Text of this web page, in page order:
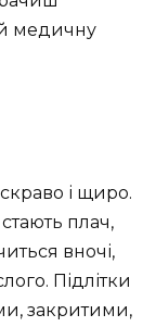
медичну
і щиро.
плач,
вночі,
Підлітки
закритими,